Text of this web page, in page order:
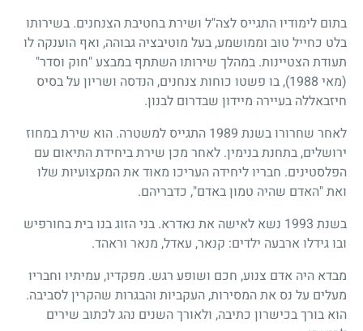
בתום לימודיו התגייס לצה"ל ושירת בחטיבת הצנחנים. בשירותו
בלט כחייל טוב וממושמע, בעל מוטיבציה גבוהה, ואף הוענקה לו
תעודת הצטיינות. במהלך שירותו השתתף במבצע "חוק וסדר"
(מאי 1988), בו פשטו כוחות צנחנים, הנדסה ושריון על בסיס
חיזבאללה בעיירה מיידון שבדרום לבנון.
לאחר שחרורו בשנת 1989 התגייס למשטרה. הוא שירת במחוז
ירושלים, בתחנת בנימין. לאחר מכן שירת ביחידת התיאום עם
הפלסטינים. חבריו ליחידה העריכו מאוד את המקצועיות שלו
ואת "האדם שהיה טמון באדם", כדבריהם.
בשנת 1993 נשא לאישה את נאדרא. בני הזוג בנו בית בחורפיש
ובו גידלו ארבעה ילדים: קנאר, עאדל, מנאר וראהד.
מבדא היה אדם צנוע, חכם ושופע רגש. מפקדיו, עמיתיו וחבריו
מעלים על נס את המסירות, העקביות והבגרות שהקרין לסביבה.
הוא בורך בכישרון כתיבה, ולאורך השנים נהג לכתוב שירים